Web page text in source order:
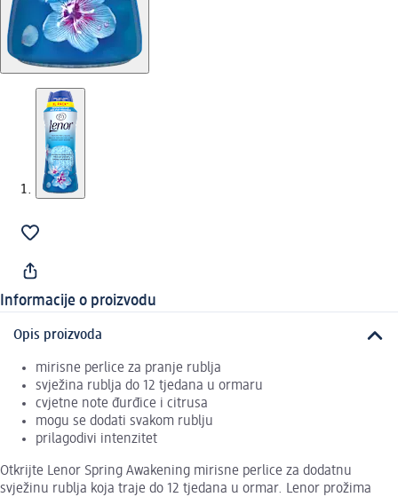
Informacije o proizvodu
Opis proizvoda
mirisne perlice za pranje rublja
svježina rublja do 12 tjedana u ormaru
cvjetne note đurđice i citrusa
mogu se dodati svakom rublju
prilagodivi intenzitet
Otkrijte Lenor Spring Awakening mirisne perlice za dodatnu
svježinu rublja koja traje do 12 tjedana u ormar. Lenor prožima